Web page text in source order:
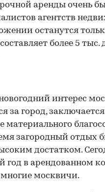
аренды очень
агентств
останутся
более 5 тыс.
интерес
за город,
материального
загородный отдых
достатком.
год в арендованном
москвичи.